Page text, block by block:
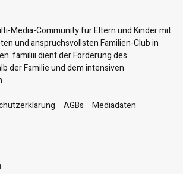
Media-Community für Eltern und Kinder mit
und anspruchsvollsten Familien-Club in
familiii dient der Förderung des
der Familie und dem intensiven
AGBs Mediadaten